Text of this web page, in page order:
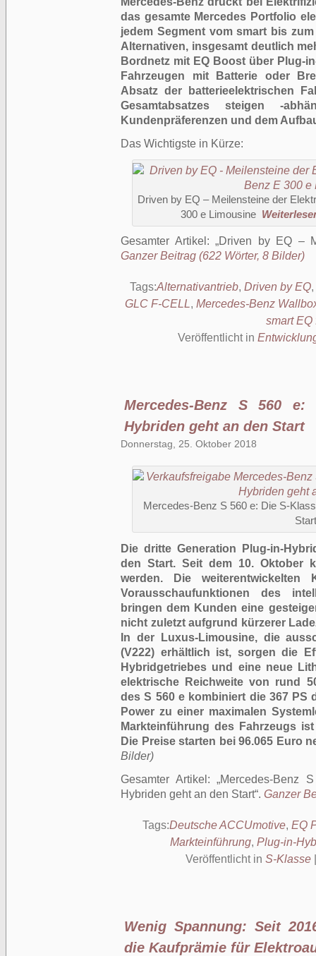
das gesamte Mercedes Portfolio
jedem Segment vom smart bis
Alternativen, insgesamt deutlich
Bordnetz mit EQ Boost über Plug-
Fahrzeugen mit Batterie oder
Absatz der batterieelektrischen
Gesamtabsatzes steigen -
Kundenpräferenzen und dem
Das Wichtigste in Kürze:
Driven by EQ – Meilensteine der
300 e Limousine
Gesamter Artikel: Driven by EQ –
Ganzer Beitrag (622 Wörter, 8 Bilder)
Tags:Alternativantrieb, Driven by EQ,
GLC F-CELL, Mercedes-Benz
smart EQ
Veröffentlicht in
Mercedes-Benz S 560
Hybriden geht an den Start
Donnerstag, 25. Oktober 2018
Mercedes-Benz S 560 e: Die S-
Start
Die dritte Generation Plug-in-
den Start. Seit dem 10. Oktober
werden. Die
Vorausschaufunktionen des
bringen dem Kunden eine
nicht zuletzt aufgrund kürzerer
In der Luxus-Limousine, die
(V222) erhältlich ist, sorgen die
Hybridgetriebes und eine neue
elektrische Reichweite von rund
des S 560 e kombiniert die 367 PS
Power zu einer maximalen
Markteinführung des Fahrzeugs
Die Preise starten bei 96.065 Euro
Bilder)
Gesamter Artikel: Mercedes-Benz
Hybriden geht an den Start . Ganzer
Tags:Deutsche ACCUmotive, EQ
Markteinführung, Plug-in-
Veröffentlicht in S-Klasse
Wenig Spannung: Seit
die Kaufprämie für